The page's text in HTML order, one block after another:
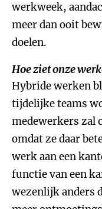
werkweek,
meer dan ooit
doelen.
Hoe ziet onze
Hybride werken
tijdelijke teams
medewerkers zal
omdat ze daar
werk aan een
functie van een
wezenlijk anders